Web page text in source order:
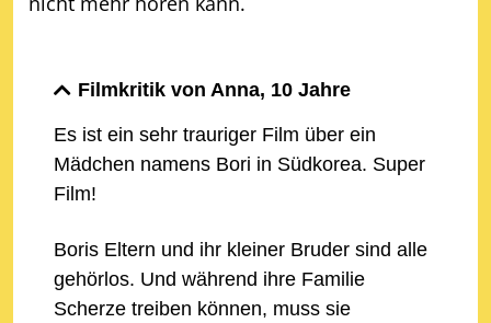
Filmkritik von Anna, 10 Jahre
Es ist ein sehr trauriger Film über ein
Mädchen namens Bori in Südkorea. Super
Film!
Boris Eltern und ihr kleiner Bruder sind alle
gehörlos. Und während ihre Familie
Scherze treiben können, muss sie